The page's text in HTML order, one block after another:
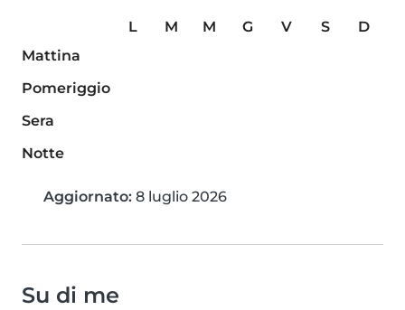
L M M G V S
D
Mattina
Pomeriggio
Sera
Notte
Aggiornato: 8 luglio 2026
Su di me